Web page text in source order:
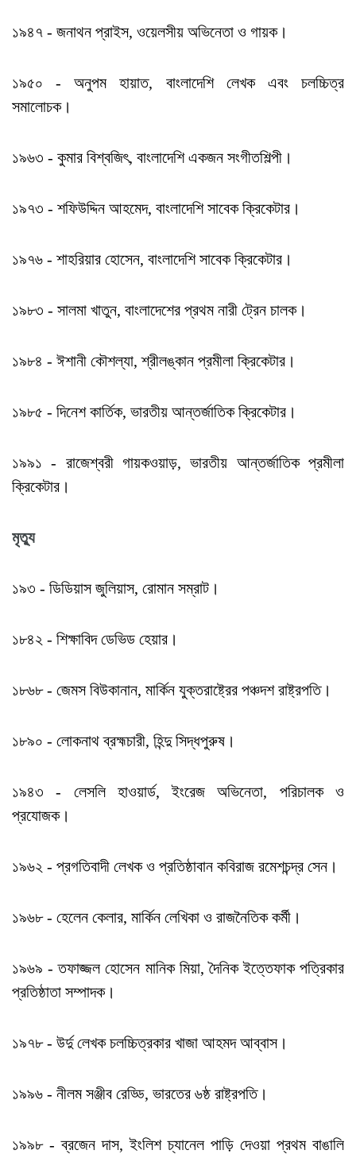
১৯৪৭ - জনাথন প্রাইস, ওয়েলসীয় অভিনেতা ও গায়ক।
১৯৫০ - অনুপম হায়াত, বাংলাদেশি লেখক এবং চলচ্চিত্র
সমালোচক।
১৯৬৩ - কুমার বিশ্বজিৎ, বাংলাদেশি একজন সংগীতশিল্পী।
১৯৭৩ - শফিউদ্দিন আহমেদ, বাংলাদেশি সাবেক ক্রিকেটার।
১৯৭৬ - শাহরিয়ার হোসেন, বাংলাদেশি সাবেক ক্রিকেটার।
১৯৮৩ - সালমা খাতুন, বাংলাদেশের প্রথম নারী ট্রেন চালক।
১৯৮৪ - ঈশানী কৌশল্যা, শ্রীলঙ্কান প্রমীলা ক্রিকেটার।
১৯৮৫ - দিনেশ কার্তিক, ভারতীয় আন্তর্জাতিক ক্রিকেটার।
১৯৯১ - রাজেশ্বরী গায়কওয়াড়, ভারতীয় আন্তর্জাতিক প্রমীলা
ক্রিকেটার।
মৃত্যু
১৯৩ - ডিডিয়াস জুলিয়াস, রোমান সম্রাট।
১৮৪২ - শিক্ষাবিদ ডেভিড হেয়ার।
১৮৬৮ - জেমস বিউকানান, মার্কিন যুক্তরাষ্ট্রের পঞ্চদশ রাষ্ট্রপতি।
১৮৯০ - লোকনাথ ব্রহ্মচারী, হিন্দু সিদ্ধপুরুষ।
১৯৪৩ - লেসলি হাওয়ার্ড, ইংরেজ অভিনেতা, পরিচালক ও
প্রযোজক।
১৯৬২ - প্রগতিবাদী লেখক ও প্রতিষ্ঠাবান কবিরাজ রমেশচন্দ্র সেন।
১৯৬৮ - হেলেন কেলার, মার্কিন লেখিকা ও রাজনৈতিক কর্মী।
১৯৬৯ - তফাজ্জল হোসেন মানিক মিয়া, দৈনিক ইত্তেফাক পত্রিকার
প্রতিষ্ঠাতা সম্পাদক।
১৯৭৮ - উর্দু লেখক চলচ্চিত্রকার খাজা আহমদ আব্বাস।
১৯৯৬ - নীলম সঞ্জীব রেড্ডি, ভারতের ৬ষ্ঠ রাষ্ট্রপতি।
১৯৯৮ - ব্রজেন দাস, ইংলিশ চ্যানেল পাড়ি দেওয়া প্রথম বাঙালি